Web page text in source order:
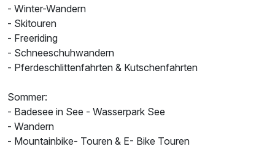
- Winter-Wandern
- Skitouren
- Freeriding
- Schneeschuhwandern
- Pferdeschlittenfahrten & Kutschenfahrten
Sommer:
- Badesee in See - Wasserpark See
- Wandern
- Mountainbike- Touren & E- Bike Touren